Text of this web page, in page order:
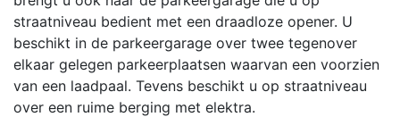
straatniveau bedient met een draadloze opener. U
beschikt in de parkeergarage over twee tegenover
elkaar gelegen parkeerplaatsen waarvan een voorzien
van een laadpaal. Tevens beschikt u op straatniveau
over een ruime berging met elektra.